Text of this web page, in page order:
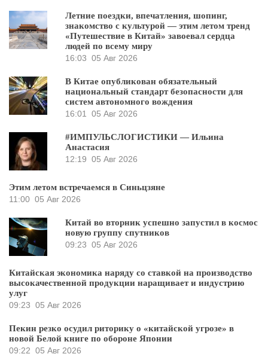
Летние поездки, впечатления, шопинг,
знакомство с культурой — этим летом тренд
«Путешествие в Китай» завоевал сердца
людей по всему миру
16:03 05 Авг 2026
В Китае опубликован обязательный
национальный стандарт безопасности для
систем автономного вождения
16:01
05 Авг 2026
#ИМПУЛЬСЛОГИСТИКИ — Ильина
Анастасия
12:19 05 Авг 2026
Этим летом встречаемся в Синьцзяне
11:00 05 Авг 2026
Китай во вторник успешно запустил в космос
новую группу спутников
09:23 05 Авг 2026
Китайская экономика наряду со ставкой на производство
высокачественной продукции наращивает и индустрию
улуг
09:23 05 Авг 2026
Пекин резко осудил риторику о «китайской угрозе» в
новой Белой книге по обороне Японии
09:22 05 Авг 2026